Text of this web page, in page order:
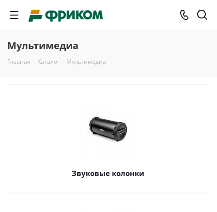
Мультимедиа
Главная - Каталог - Мультимедиа
Звуковые колонки